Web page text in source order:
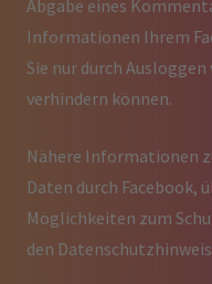
Abgabe eines
Informationen Ihrem
Sie nur durch
verhindern können.
Nähere Informationen
Daten durch Facebook,
Möglichkeiten zum
den